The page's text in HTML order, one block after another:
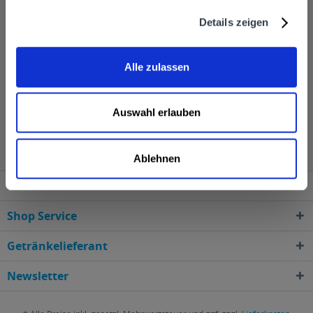
Details zeigen
Alle zulassen
Auswahl erlauben
Ablehnen
anstrengendes Schleppen von dem Getränkelieferservice
geliefert und das Leergut wird mitgenommen.
Carlsberg wird in den folgenden Regionen, Städten,
Orten und Postleitzahl-Gebieten geliefert
Service Hotline
Shop Service
Getränkelieferant
Newsletter